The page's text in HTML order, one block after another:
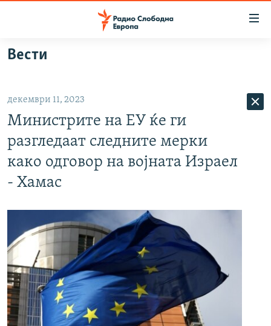
Оди
на
главната
навигација
Премини
на
пребарување
ВИЗУЕЛНО
ШТО ТРЕБА ДА ЗНАЕТЕ
ПРИЈАВИ СЕ ЗА ЊУЗЛЕТЕР
СЛЕДЕТЕ НЕ
РСЕ веб страници
Вести
декември 11, 2023
Министрите на ЕУ ќе ги
разгледаат следните мерки
како одговор на војната Израел
- Хамас